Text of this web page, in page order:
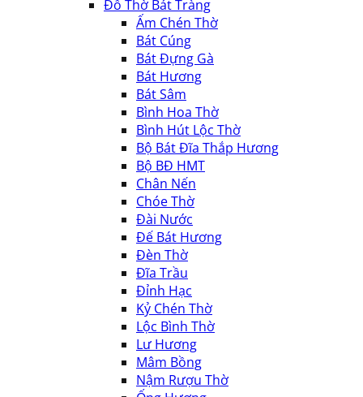
Đồ Thờ Bát Tràng
Ấm Chén Thờ
Bát Cúng
Bát Đựng Gà
Bát Hương
Bát Sâm
Bình Hoa Thờ
Bình Hút Lộc Thờ
Bộ Bát Đĩa Thắp Hương
Bộ BĐ HMT
Chân Nến
Chóe Thờ
Đài Nước
Đế Bát Hương
Đèn Thờ
Đĩa Trầu
Đỉnh Hạc
Kỷ Chén Thờ
Lộc Bình Thờ
Lư Hương
Mâm Bồng
Nậm Rượu Thờ